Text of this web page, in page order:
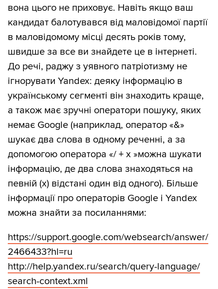
вона цього не приховує. Навіть якщо ваш
кандидат балотувався від маловідомої партії
в маловідомому місці десять років тому,
швидше за все ви знайдете це в інтернеті.
До речі, раджу з уявного патріотизму не
ігнорувати Yandex: деяку інформацію в
українському сегменті він знаходить краще,
а також має зручні оператори пошуку, яких
немає Google (наприклад, оператор «&»
шукає два слова в одному реченні, а за
допомогою оператора «/ + х »можна шукати
інформацію, де два слова знаходяться на
певній (х) відстані один від одного). Більше
інформації про операторів Google і Yandex
можна знайти за посиланнями:
https://support.google.com/websearch/answer/
2466433?hl=ru
http://help.yandex.ru/search/query-language/
search-context.xml